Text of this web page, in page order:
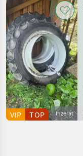
Inzerát
VIP TOP